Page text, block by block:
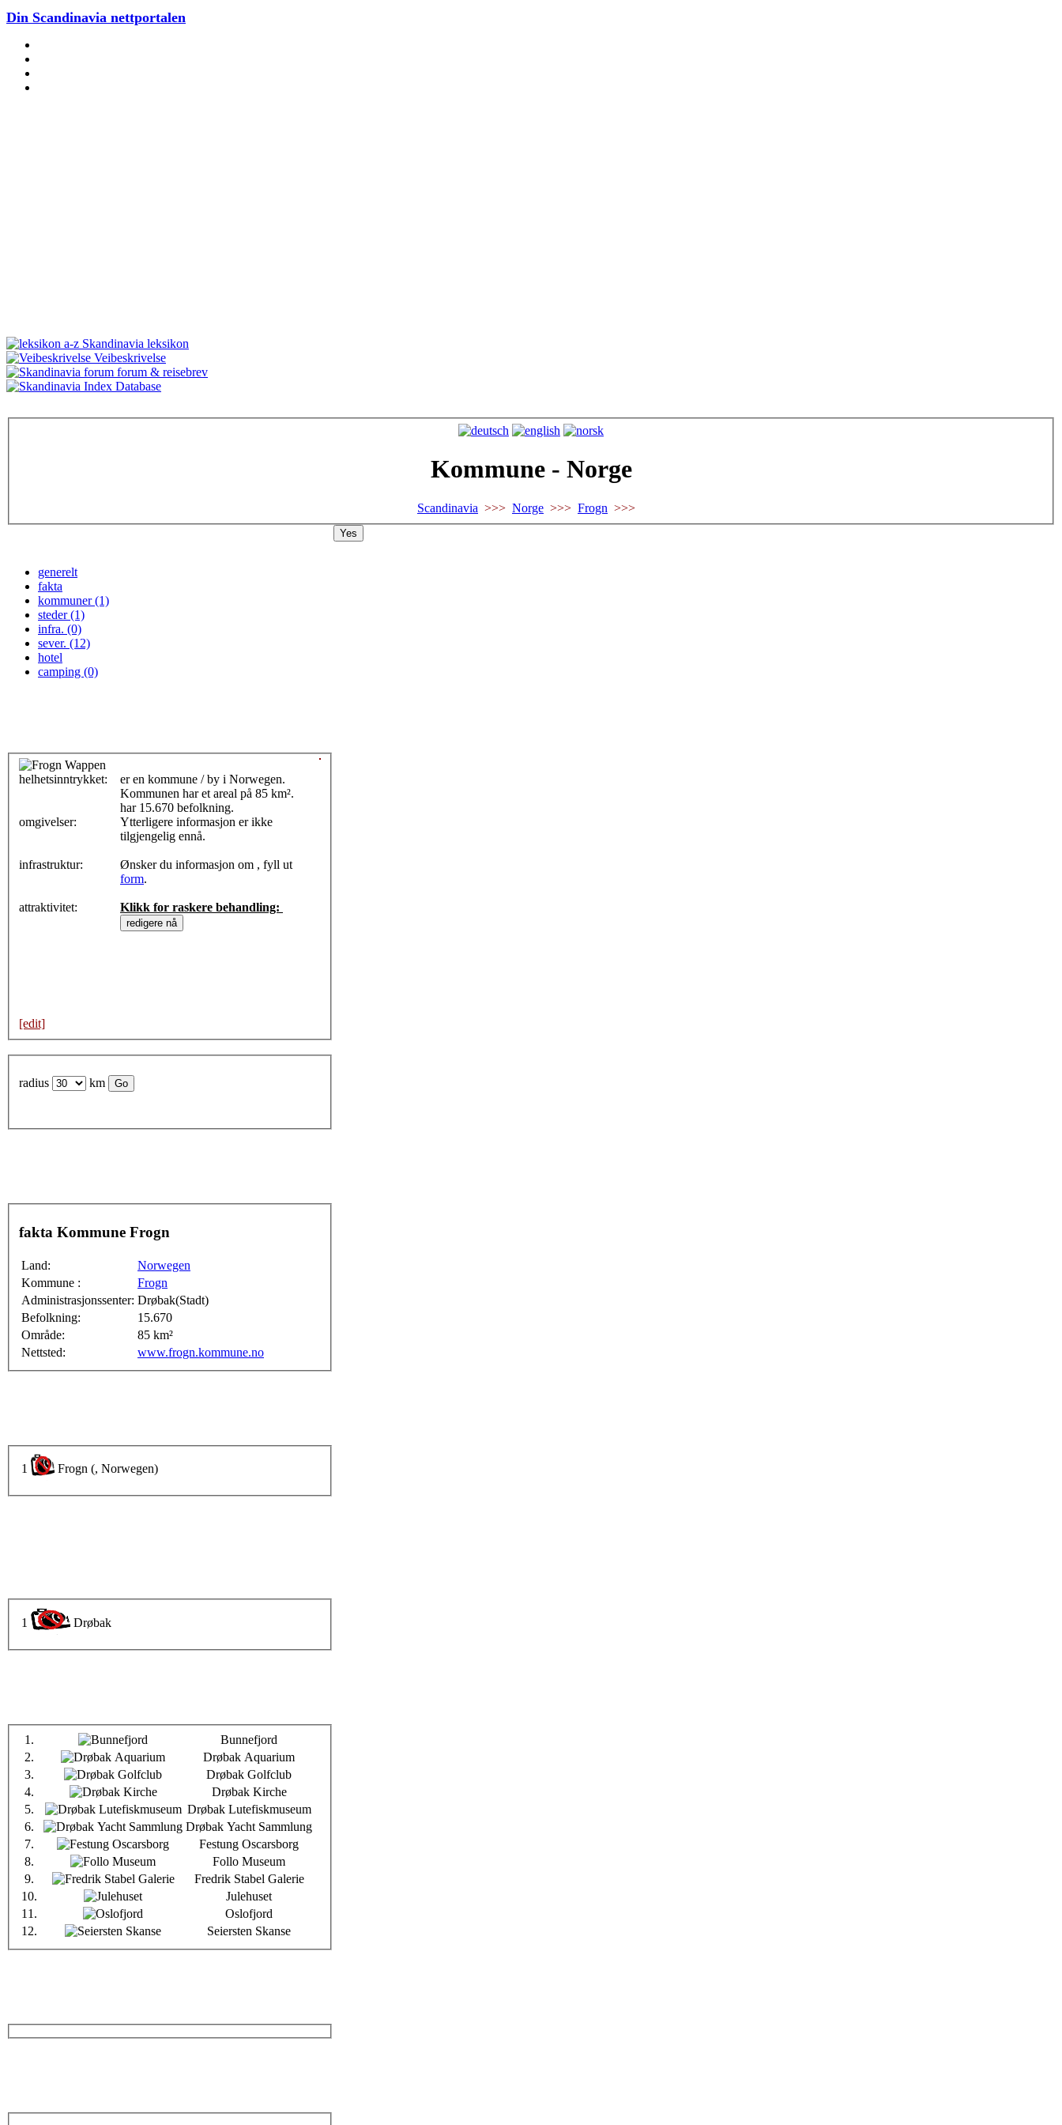
Din Scandinavia nettportalen
Skandinavia leksikon
Veibeskrivelse
forum & reisebrev
Database
Kommune - Norge
Scandinavia >>> Norge >>> Frogn
generelt
fakta
kommuner (1)
steder (1)
infra. (0)
sever. (12)
hotel
camping (0)
helhetsinntrykket:
omgivelser:
infrastruktur:
attraktivitet:
er en kommune / by i Norwegen.
Kommunen har et areal på 85 km².
har 15.670 befolkning.
Ytterligere informasjon er ikke
tilgjengelig ennå.
Ønsker du informasjon om , fyll ut
form.
Klikk for raskere behandling:
[edit]
radius km
fakta Kommune Frogn
Land:
Norwegen
Kommune :
Frogn
Administrasjonssenter: Drøbak(Stadt)
Befolkning:
15.670
Område:
85 km²
Nettsted:
www.frogn.kommune.no
1 Frogn (, Norwegen)
1 Drøbak
1.
Bunnefjord
2.
Drøbak Aquarium
3.
Drøbak Golfclub
4.
Drøbak Kirche
5.
Drøbak Lutefiskmuseum
6.
Drøbak Yacht Sammlung
7.
Festung Oscarsborg
8.
Follo Museum
9.
Fredrik Stabel Galerie
10.
Julehuset
11.
Oslofjord
12.
Seiersten Skanse
Yes